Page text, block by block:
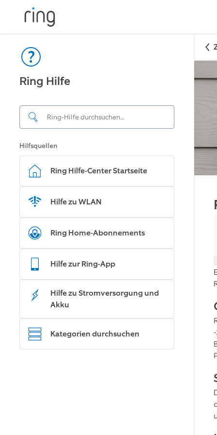
Ring Hilfe
Hilfsquellen
Ring Hilfe-Center Startseite
Hilfe zu WLAN
Ring Home-Abonnements
Hilfe zur Ring-App
Hilfe zu Stromversorgung und
Akku
Kategorien durchsuchen